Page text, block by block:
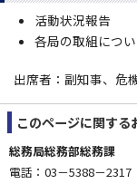
活動状況報告
各局の取組につ
出席者：副知事、
このページに関する
総務局総務部総務課
電話：03－5388－2317